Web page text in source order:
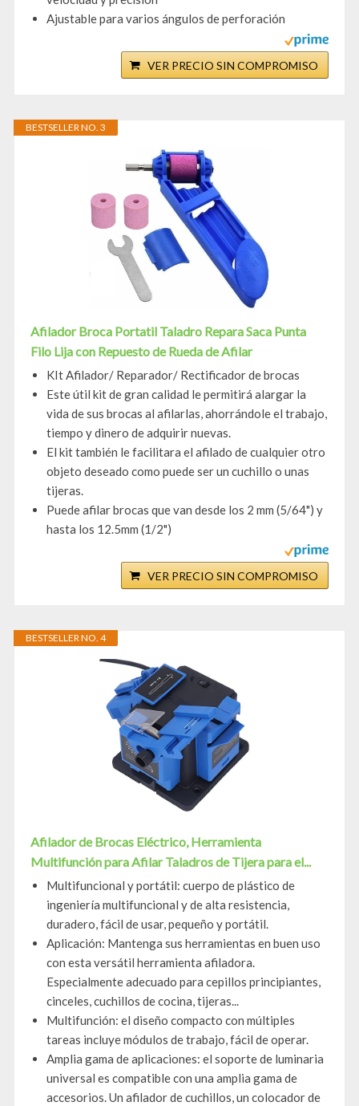
Ajustable para varios ángulos de perforación
VER PRECIO SIN COMPROMISO
BESTSELLER NO. 3
Afilador Broca Portatil Taladro Repara Saca Punta
Filo Lija con Repuesto de Rueda de Afilar
KIt Afilador/ Reparador/ Rectificador de brocas
Este útil kit de gran calidad le permitirá alargar la
vida de sus brocas al afilarlas, ahorrándole el trabajo,
tiempo y dinero de adquirir nuevas.
El kit también le facilitara el afilado de cualquier otro
objeto deseado como puede ser un cuchillo o unas
tijeras.
Puede afilar brocas que van desde los 2 mm (5/64") y
hasta los 12.5mm (1/2")
VER PRECIO SIN COMPROMISO
BESTSELLER NO. 4
Afilador de Brocas Eléctrico, Herramienta
Multifunción para Afilar Taladros de Tijera para el...
Multifuncional y portátil: cuerpo de plástico de
ingeniería multifuncional y de alta resistencia,
duradero, fácil de usar, pequeño y portátil.
Aplicación: Mantenga sus herramientas en buen uso
con esta versátil herramienta afiladora.
Especialmente adecuado para cepillos principiantes,
cinceles, cuchillos de cocina, tijeras...
Multifunción: el diseño compacto con múltiples
tareas incluye módulos de trabajo, fácil de operar.
Amplia gama de aplicaciones: el soporte de luminaria
universal es compatible con una amplia gama de
accesorios. Un afilador de cuchillos, un colocador de